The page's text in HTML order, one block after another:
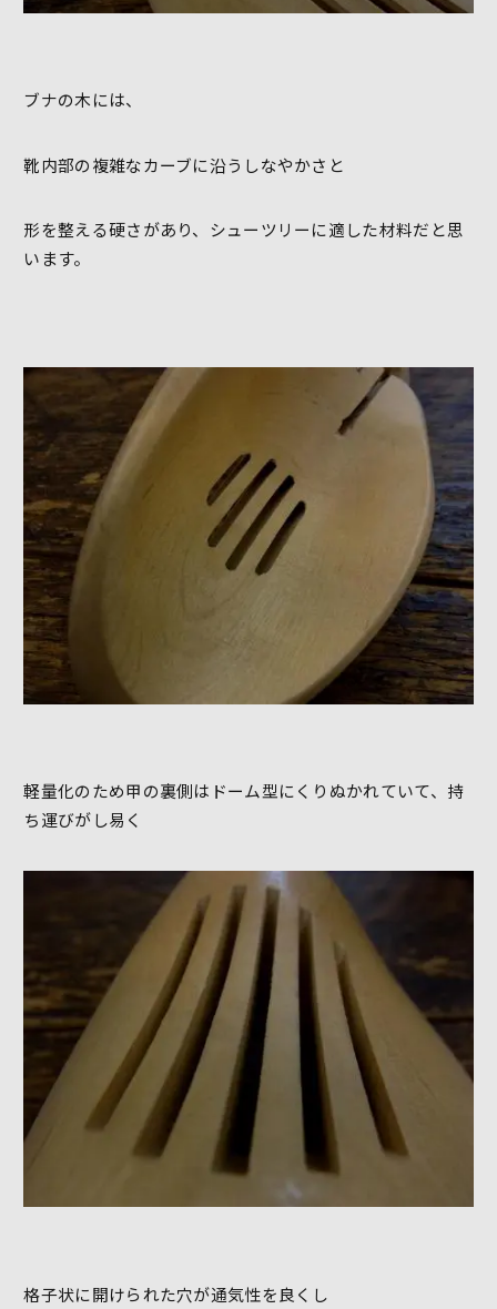
ブナの木には、
靴内部の複雑なカーブに沿うしなやかさと
形を整える硬さがあり、シューツリーに適した材料だと思
います。
軽量化のため甲の裏側はドーム型にくりぬかれていて、持
ち運びがし易く
格子状に開けられた穴が通気性を良くし